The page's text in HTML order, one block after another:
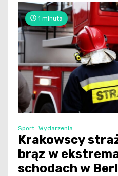
1 minuta
Sport Wydarzenia
Krakowscy
brąz w
schodach w